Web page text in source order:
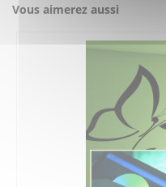
Vous aimerez aussi